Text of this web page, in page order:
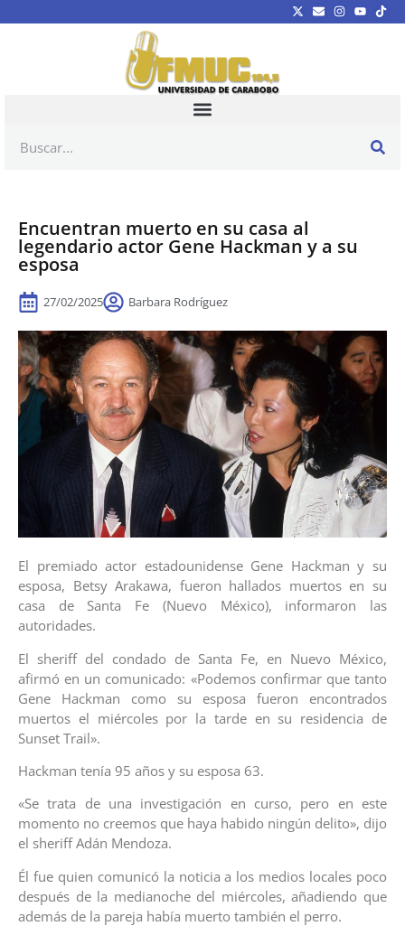
Encuentran muerto en su casa al
legendario actor Gene Hackman y a su
esposa
27/02/2025 Barbara Rodríguez
El premiado actor estadounidense Gene Hackman y su
esposa, Betsy Arakawa, fueron hallados muertos en su
casa de Santa Fe (Nuevo México), informaron las
autoridades.
El sheriff del condado de Santa Fe, en Nuevo México,
afirmó en un comunicado: «Podemos confirmar que tanto
Gene Hackman como su esposa fueron encontrados
muertos el miércoles por la tarde en su residencia de
Sunset Trail».
Hackman tenía 95 años y su esposa 63.
«Se trata de una investigación en curso, pero en este
momento no creemos que haya habido ningún delito», dijo
el sheriff Adán Mendoza.
Él fue quien comunicó la noticia a los medios locales poco
después de la medianoche del miércoles, añadiendo que
además de la pareja había muerto también el perro.